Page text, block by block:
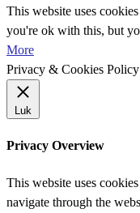
This website uses
you're ok with this, but
More
Privacy & Cookies Policy
Luk
Privacy Overview
This website uses
navigate through the